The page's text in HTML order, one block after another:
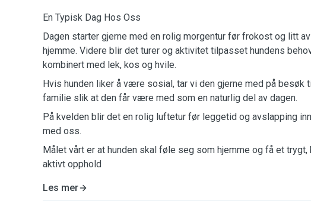
En Typisk Dag Hos Oss
Dagen starter gjerne med en rolig morgentur før frokost og litt
hjemme. Videre blir det turer og aktivitet tilpasset hundens
kombinert med lek, kos og hvile.
Hvis hunden liker å være sosial, tar vi den gjerne med på besøk
familie slik at den får være med som en naturlig del av dagen.
På kvelden blir det en rolig luftetur før leggetid og avslapping
med oss.
Målet vårt er at hunden skal føle seg som hjemme og få et trygt,
aktivt opphold
Les mer